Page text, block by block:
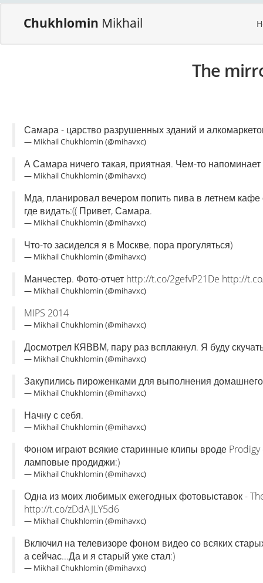
Chukhlomin Mikhail
The
Самара - царство разрушенных зданий и
— Mikhail Chukhlomin (@mihavxc)
А Самара ничего такая, приятная. Чем-то
— Mikhail Chukhlomin (@mihavxc)
Мда, планировал вечером попить пива в летнем кафе
где видать:(( Привет, Самара.
— Mikhail Chukhlomin (@mihavxc)
Что-то засиделся я в Москве, пора прогуляться)
— Mikhail Chukhlomin (@mihavxc)
Манчестер. Фото-отчет http://t.co/2gefvP21De http://
— Mikhail Chukhlomin (@mihavxc)
MIPS 2014
— Mikhail Chukhlomin (@mihavxc)
Досмотрел КЯВВМ, пару раз всплакнул. Я буду
— Mikhail Chukhlomin (@mihavxc)
Закупились пироженками для выполнения
— Mikhail Chukhlomin (@mihavxc)
Начну с себя.
— Mikhail Chukhlomin (@mihavxc)
Фоном играют всякие старинные клипы вроде
ламповые продиджи:)
— Mikhail Chukhlomin (@mihavxc)
Одна из моих любимых ежегодных фотовыставок -
http://t.co/zDdAJLY5d6
— Mikhail Chukhlomin (@mihavxc)
Включил на телевизоре фоном видео со всяких
а сейчас...Да и я старый уже стал:)
— Mikhail Chukhlomin (@mihavxc)